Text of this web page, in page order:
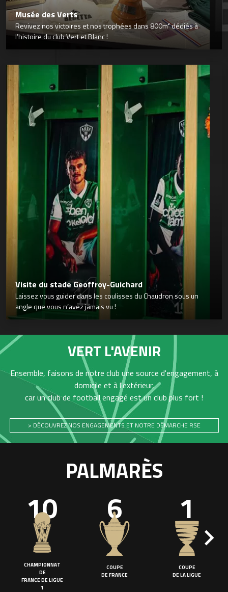
Musée des Verts
Revivez nos victoires et nos trophées dans 800m² dédiés à
l’histoire du club Vert et Blanc !
Visite du stade Geoffroy-Guichard
Laissez vous guider dans les coulisses du Chaudron sous un
angle que vous n’avez jamais vu !
VERT L'AVENIR
Ensemble, faisons de notre club une source d'engagement, à
domicile et à l'extérieur,
car un club de football engagé est un club plus fort !
> DÉCOUVREZ NOS ENGAGEMENTS ET NOTRE DÉMARCHE RSE
PALMARÈS
10
CHAMPIONNAT
DE
FRANCE DE LIGUE
1
6
COUPE
DE FRANCE
1
COUPE
DE LA LIGUE